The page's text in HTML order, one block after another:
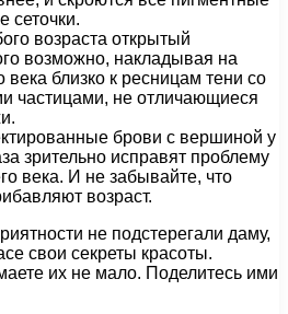
сеточки.
возраста открытый
возможно, накладывая на
века близко к ресницам тени со
частицами, не отличающиеся
брови с вершиной у
зрительно исправят проблему
века. И не забывайте, что
возраст.
не подстерегали даму,
свои секреты красоты.
их не мало. Поделитесь ими